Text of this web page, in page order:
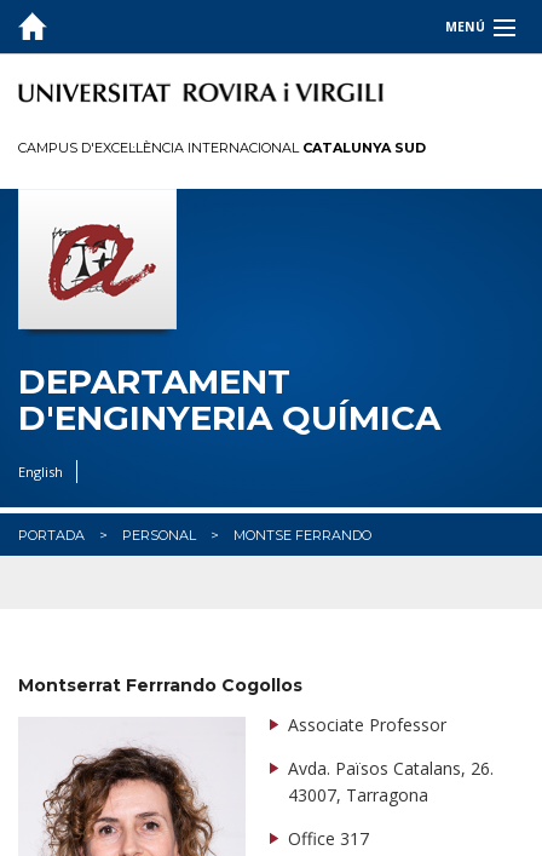
MENÚ
EL DEPARTAMENT
RECERCA
PERSONAL
SOCIETAT
CAMPUS D'EXCEL·LÈNCIA INTERNACIONAL CATALUNYA SUD
DEPARTAMENT
D'ENGINYERIA QUÍMICA
English
PORTADA PERSONAL MONTSE FERRANDO
Montserrat Ferrrando Cogollos
Associate Professor
Avda. Països Catalans, 26.
43007, Tarragona
Office 317